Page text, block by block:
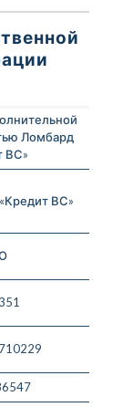
Ломбард
ВС»
ВС»